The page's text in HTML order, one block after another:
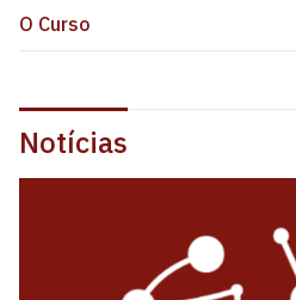
O Curso
Notícias